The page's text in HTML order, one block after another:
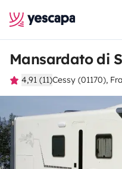
Mansardato di
4,91 (11)Cessy (01170),